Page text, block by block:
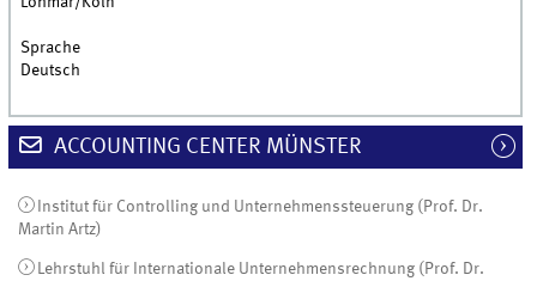
Sprache
Deutsch
ACCOUNTING CENTER MÜNSTER
Institut für Controlling und Unternehmenssteuerung (Prof. Dr.
Martin Artz)
Lehrstuhl für Internationale Unternehmensrechnung (Prof. Dr.